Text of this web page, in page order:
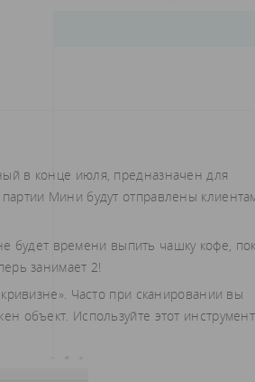
в конце июля, предназначен для
Мини будут отправлены
будет времени выпить чашку кофе,
занимает 2!
Часто при сканировании вы
объект. Используйте этот